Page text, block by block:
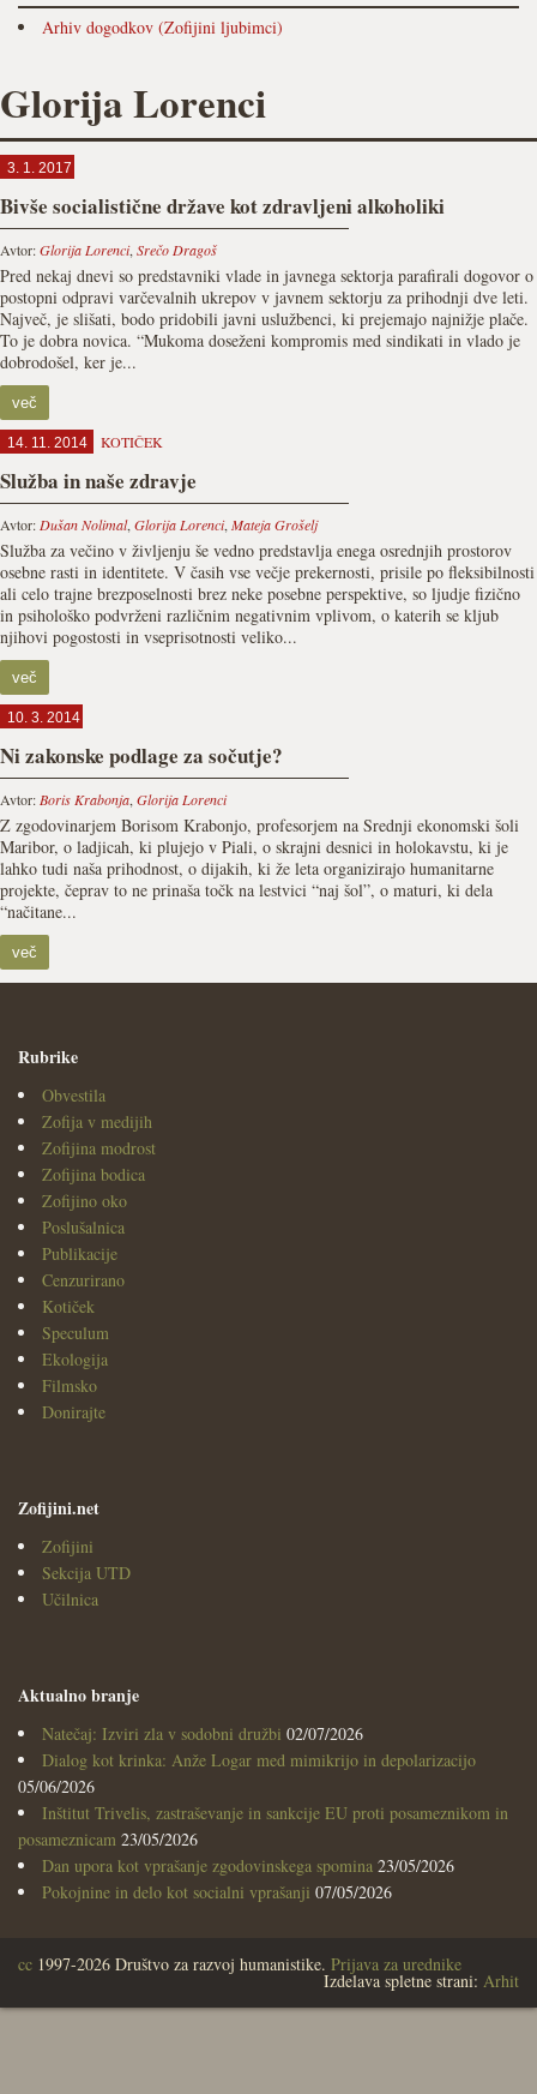
Arhiv dogodkov (Zofijini ljubimci)
Glorija Lorenci
3. 1. 2017
Bivše socialistične države kot zdravljeni alkoholiki
Avtor:Glorija Lorenci, Srečo Dragoš
Pred nekaj dnevi so predstavniki vlade in javnega sektorja parafirali dogovor o
postopni odpravi varčevalnih ukrepov v javnem sektorju za prihodnji dve leti.
Največ, je slišati, bodo pridobili javni uslužbenci, ki prejemajo najnižje plače.
To je dobra novica. “Mukoma doseženi kompromis med sindikati in vlado je
dobrodošel, ker je...
več
14. 11. 2014 KOTIČEK
Služba in naše zdravje
Avtor: Dušan Nolimal, Glorija Lorenci, Mateja Grošelj
Služba za večino v življenju še vedno predstavlja enega osrednjih prostorov
osebne rasti in identitete. V časih vse večje prekernosti, prisile po fleksibilnosti
ali celo trajne brezposelnosti brez neke posebne perspektive, so ljudje fizično
in psihološko podvrženi različnim negativnim vplivom, o katerih se kljub
njihovi pogostosti in vseprisotnosti veliko...
več
10. 3. 2014
Ni zakonske podlage za sočutje?
Avtor: Boris Krabonja, Glorija Lorenci
Z zgodovinarjem Borisom Krabonjo, profesorjem na Srednji ekonomski šoli
Maribor, o ladjicah, ki plujejo v Piali, o skrajni desnici in holokavstu, ki je
lahko tudi naša prihodnost, o dijakih, ki že leta organizirajo humanitarne
projekte, čeprav to ne prinaša točk na lestvici “naj šol”, o maturi, ki dela
“načitane...
več
Rubrike
Obvestila
Zofija v medijih
Zofijina modrost
Zofijina bodica
Zofijino oko
Poslušalnica
Publikacije
Cenzurirano
Kotiček
Speculum
Ekologija
Filmsko
Donirajte
Zofijini.net
Zofijini
Sekcija UTD
Učilnica
Aktualno branje
Natečaj: Izviri zla v sodobni družbi 02/07/2026
Dialog kot krinka: Anže Logar med mimikrijo in depolarizacijo
05/06/2026
Inštitut Trivelis, zastraševanje in sankcije EU proti posameznikom in
posameznicam 23/05/2026
Dan upora kot vprašanje zgodovinskega spomina 23/05/2026
Pokojnine in delo kot socialni vprašanji 07/05/2026
cc 1997-2026 Društvo za razvoj humanistike. Prijava za urednike
Izdelava spletne strani: Arhit